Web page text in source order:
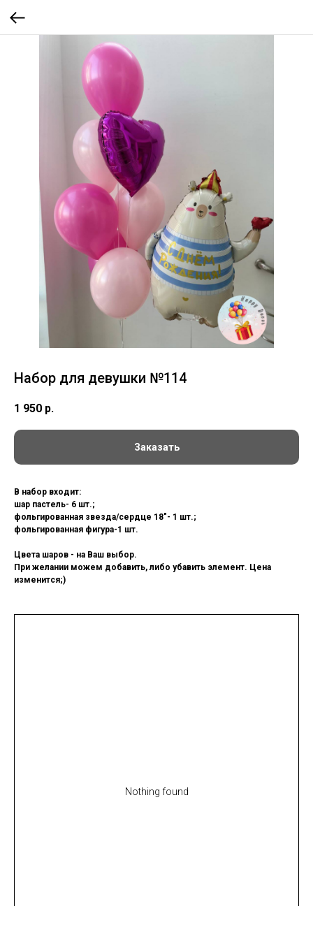
Набор для девушки №114
1 950 р.
Заказать
В набор входит:
шар пастель- 6 шт.;
фольгированная звезда/сердце 18"- 1 шт.;
фольгированная фигура-1 шт.
Цвета шаров - на Ваш выбор.
При желании можем добавить, либо убавить элемент. Цена
изменится;)
Nothing found